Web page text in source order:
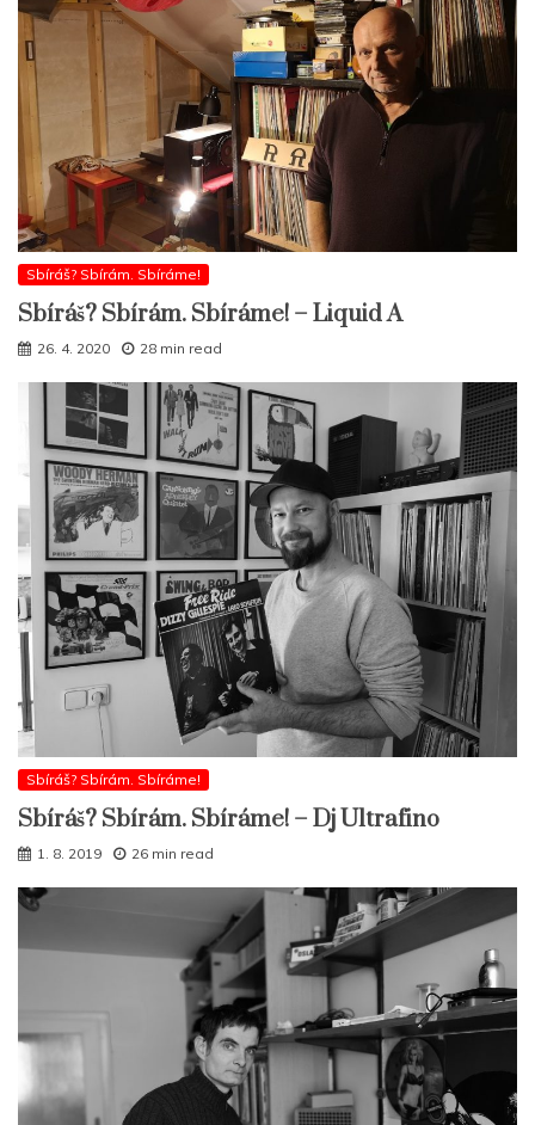
Sbíráš? Sbírám. Sbíráme!
Sbíráš? Sbírám. Sbíráme! – Liquid A
26. 4. 2020 28 min read
Sbíráš? Sbírám. Sbíráme!
Sbíráš? Sbírám. Sbíráme! – Dj Ultrafino
1. 8. 2019 26 min read